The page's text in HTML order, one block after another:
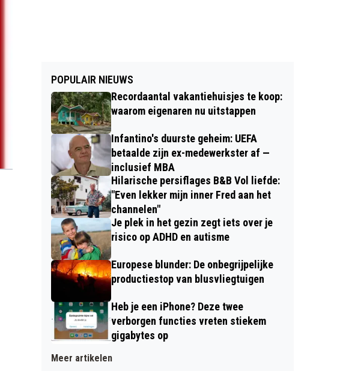
POPULAIR NIEUWS
Recordaantal vakantiehuisjes te koop:
waarom eigenaren nu uitstappen
Infantino's duurste geheim: UEFA
betaalde zijn ex-medewerkster af —
inclusief MBA
Hilarische persiflages B&B Vol liefde:
"Even lekker mijn inner Fred aan het
channelen"
Je plek in het gezin zegt iets over je
risico op ADHD en autisme
Europese blunder: De onbegrijpelijke
productiestop van blusvliegtuigen
Heb je een iPhone? Deze twee
verborgen functies vreten stiekem
gigabytes op
Meer artikelen